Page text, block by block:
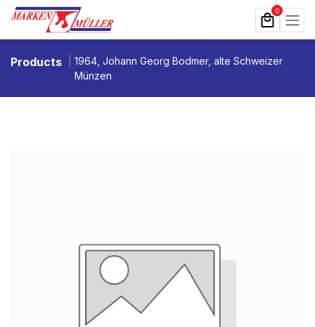
Zum Inhalt springen 0
Products
1964, Johann Georg Bodmer, alte Schweizer
Münzen